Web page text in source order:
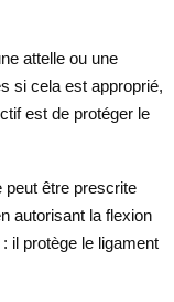
attelle ou une
si cela est approprié,
est de protéger le
peut être prescrite
autorisant la flexion
il protège le ligament